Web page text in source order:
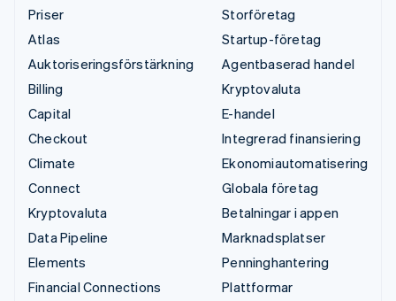
Priser
Atlas
Auktoriseringsförstärkning
Billing
Capital
Checkout
Climate
Connect
Kryptovaluta
Data Pipeline
Elements
Financial Connections
Storföretag
Startup-företag
Agentbaserad handel
Kryptovaluta
E-handel
Integrerad finansiering
Ekonomiautomatisering
Globala företag
Betalningar i appen
Marknadsplatser
Penninghantering
Plattformar